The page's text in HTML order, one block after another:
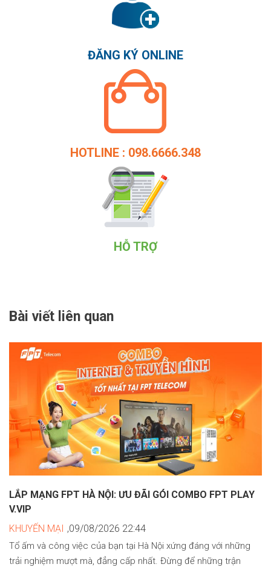
ĐĂNG KÝ ONLINE
HOTLINE : 098.6666.348
HỖ TRỢ
Bài viết liên quan
LẮP MẠNG FPT HÀ NỘI: ƯU ĐÃI GÓI COMBO FPT PLAY
V.VIP
KHUYẾN MẠI ,09/08/2026 22:44
Tổ ấm và công việc của bạn tại Hà Nội xứng đáng với những
trải nghiệm mượt mà, đẳng cấp nhất. Đừng để những trận